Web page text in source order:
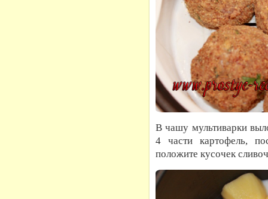
В чашу мультиварки
4 части картофель,
положите кусочек